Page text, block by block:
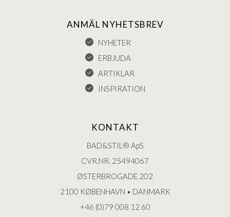
ANMÄL NYHETSBREV
NYHETER
ERBJUDA
ARTIKLAR
INSPIRATION
KONTAKT
BAD&STIL® ApS
CVR.NR. 25494067
ØSTERBROGADE 202
2100 KØBENHAVN • DANMARK
+46 (0)79 008 12 60